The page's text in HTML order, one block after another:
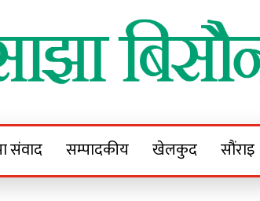
Bisaunee
संवाद सम्पादकीय खेलकुद सौंराइ